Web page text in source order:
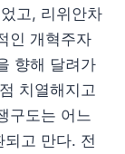
고, 리위안차
인 개혁주자
향해 달려가
치열해지고
구도는 어느
고 만다. 전